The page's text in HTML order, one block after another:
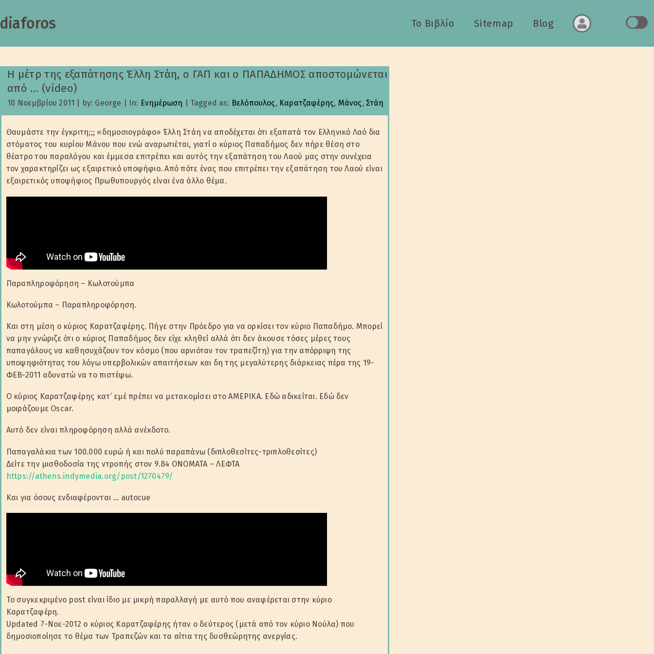
diaforos Το Βιβλίο Sitemap Blog
Η μέτρ της εξαπάτησης Έλλη Στάη, o ΓΑΠ και ο ΠΑΠΑΔΗΜΟΣ αποστομώνεται
από … (video)
10 Νοεμβρίου 2011 by: George In: Ενημέρωση Tagged as: Βελόπουλος, Καρατζαφέρης, Μάνος, Στάη
Θαυμάστε την έγκριτη;;; «δημοσιογράφο» Έλλη Στάη να αποδέχεται ότι εξαπατά τον Ελληνικό Λαό δια
στόματος του κυρίου Μάνου που ενώ αναρωτιέται, γιατί ο κύριος Παπαδήμος δεν πήρε θέση στο
θέατρο του παραλόγου και έμμεσα επιτρέπει και αυτός την εξαπάτηση του Λαού μας στην συνέχεια
τον χαρακτηρίζει ως εξαιρετικό υποψήφιο. Από πότε ένας που επιτρέπει την εξαπάτηση του Λαού είναι
εξαιρετικός υποψήφιος Πρωθυπουργός είναι ένα άλλο θέμα.
Παραπληροφόρηση – Κωλοτούμπα
Κωλοτούμπα – Παραπληροφόρηση.
Και στη μέση ο κύριος Καρατζαφέρης. Πήγε στην Πρόεδρο για να ορκίσει τον κύριο Παπαδήμο. Μπορεί
να μην γνώριζε ότι ο κύριος Παπαδήμος δεν είχε κληθεί αλλά ότι δεν άκουσε τόσες μέρες τους
παπαγάλους να καθησυχάζουν τον κόσμο (που αρνιόταν τον τραπεζίτη) για την απόρριψη της
υποψηφιότητας του λόγω υπερβολικών απαιτήσεων και δη της μεγαλύτερης διάρκειας πέρα της 19-
ΦΕΒ-2011 αδυνατώ να το πιστέψω.
Ο κύριος Καρατζαφέρης κατ’ εμέ πρέπει να μετακομίσει στο ΑΜΕΡΙΚΑ. Εδώ αδικείται. Εδώ δεν
μοιράζουμε Oscar.
Αυτό δεν είναι πληροφόρηση αλλά ανέκδοτο.
Παπαγαλάκια των 100.000 ευρώ ή και πολύ παραπάνω (διπλοθεσίτες-τριπλοθεσίτες)
Δείτε την μισθοδοσία της ντροπής στον 9.84 ΟΝΟΜΑΤΑ – ΛΕΦΤΑ
https://athens.indymedia.org/post/1270479/
Και για όσους ενδιαφέρονται … autocue
Το συγκεκριμένο post είναι ίδιο με μικρή παραλλαγή με αυτό που αναφέρεται στην κύριο
Καρατζαφέρη.
Updated 7-Νοε-2012 ο κύριος Καρατζαφέρης ήταν ο δεύτερος (μετά από τον κύριο Νούλα) που
δημοσιοποίησε το θέμα των Τραπεζών και τα αίτια της δυσθεώρητης ανεργίας.